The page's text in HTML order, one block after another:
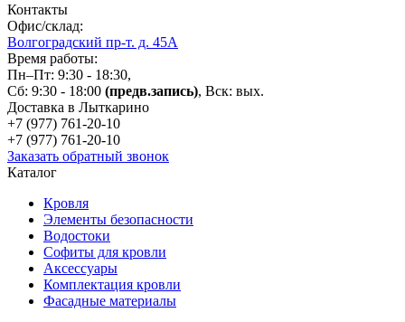
Контакты
Офис/склад:
Волгоградский пр-т. д. 45А
Время работы:
Пн–Пт: 9:30 - 18:30,
Сб: 9:30 - 18:00 (предв.запись), Вск: вых.
Доставка в Лыткарино
+7 (977) 761-20-10
+7 (977) 761-20-10
Заказать обратный звонок
Каталог
Кровля
Элементы безопасности
Водостоки
Софиты для кровли
Аксессуары
Комплектация кровли
Фасадные материалы